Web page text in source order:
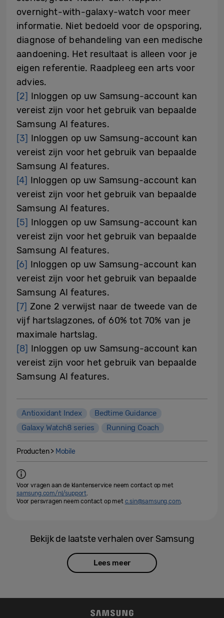
overnight-with-galaxy-watch voor meer
informatie. Niet bedoeld voor de opsporing,
diagnose of behandeling van een medische
aandoening. Het resultaat is alleen voor je
eigen referentie. Raadpleeg een arts voor
advies.
[2] Inloggen op uw Samsung-account kan
vereist zijn voor het gebruik van bepaalde
Samsung AI features.
[3] Inloggen op uw Samsung-account kan
vereist zijn voor het gebruik van bepaalde
Samsung AI features.
[4] Inloggen op uw Samsung-account kan
vereist zijn voor het gebruik van bepaalde
Samsung AI features.
[5] Inloggen op uw Samsung-account kan
vereist zijn voor het gebruik van bepaalde
Samsung AI features.
[6] Inloggen op uw Samsung-account kan
vereist zijn voor het gebruik van bepaalde
Samsung AI features.
[7] Zone 2 verwijst naar de tweede van de
vijf hartslagzones, of 60% tot 70% van je
maximale hartslag.
[8] Inloggen op uw Samsung-account kan
vereist zijn voor het gebruik van bepaalde
Samsung AI features.
Antioxidant Index
Bedtime Guidance
Galaxy Watch8 series
Running Coach
Producten > Mobile
Voor vragen aan de klantenservice neem contact op met
samsung.com/nl/support.
Voor persvragen neem contact op met c.sin@samsung.com.
Bekijk de laatste verhalen over Samsung
Lees meer